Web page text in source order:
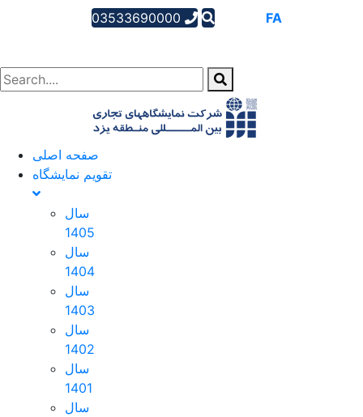
03533690000 FA
صفحه اصلی
تقویم نمایشگاه
سال
1405
سال
1404
سال
1403
سال
1402
سال
1401
سال